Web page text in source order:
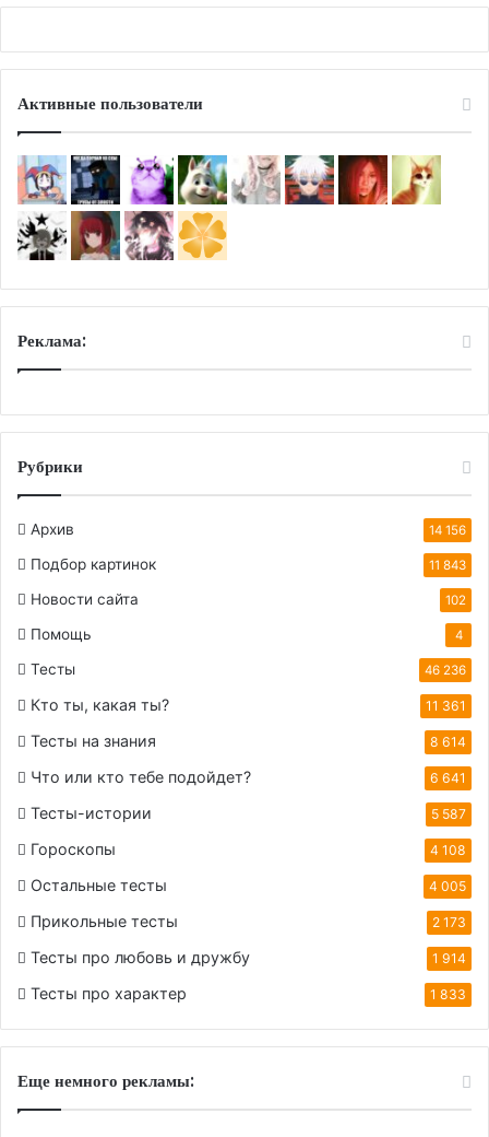
Активные пользователи
Реклама:
Рубрики
Архив 14 156
Подбор картинок 11 843
Новости сайта 102
Помощь 4
Тесты 46 236
Кто ты, какая ты? 11 361
Тесты на знания 8 614
Что или кто тебе подойдет? 6 641
Тесты-истории 5 587
Гороскопы 4 108
Остальные тесты 4 005
Прикольные тесты 2 173
Тесты про любовь и дружбу 1 914
Тесты про характер 1 833
Еще немного рекламы: